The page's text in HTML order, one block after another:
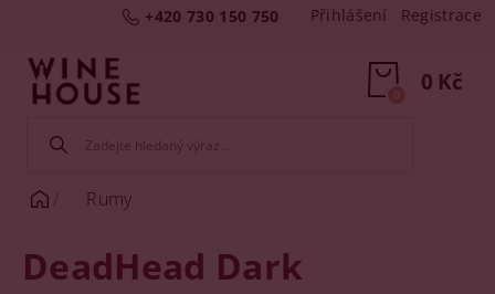
+420 730 150 750 Přihlášení Registrace
0 Kč
0
Rumy
DeadHead Dark